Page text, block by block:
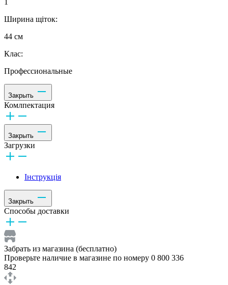
Ширина щіток:
44 см
Клас:
Профессиональные
Закрыть
Комлпектация
Закрыть
Загрузки
Інструкція
Закрыть
Способы доставки
Забрать из магазина (бесплатно)
Проверьте наличие в магазине по номеру 0 800 336
842